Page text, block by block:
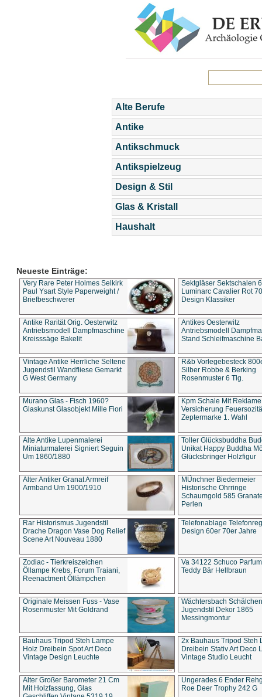
Alte Berufe
Antike
Antikschmuck
Antikspielzeug
Design & Stil
Glas & Kristall
Haushalt
Neueste Einträge:
Very Rare Peter Holmes Selkirk
Paul Ysart Style Paperweight /
Briefbeschwerer
Sektgläser Sektschalen
Luminarc Cavalier Rot
Design Klassiker
Antike Rarität Orig. Oesterwitz
Antriebsmodell Dampfmaschine
Kreisssäge Bakelit
Antikes Oesterwitz
Antriebsmodell
Stand Schleifmaschine
Vintage Antike Herrliche Seltene
Jugendstil Wandfliese Gemarkt
G West Germany
R&b Vorlegebesteck
Silber Robbe & Berking
Rosenmuster 6 Tlg.
Murano Glas - Fisch 1960?
Glaskunst Glasobjekt Mille Fiori
Kpm Schale Mit Reklame
Versicherung
Zeptermarke 1. Wahl
Alte Antike Lupenmalerei
Miniaturmalerei Signiert Seguin
Um 1860/1880
Toller Glücksbuddha
Unikat Happy Buddha
Glücksbringer Holzfigur
Alter Antiker Granat Armreif
Armband Um 1900/1910
MÜnchner Biedermeier
Historische Ohrringe
Schaumgold 585
Perlen
Rar Historismus Jugendstil
Drache Dragon Vase Dog Relief
Scene Art Nouveau 1880
Telefonablage
Design 60er 70er Jahre
Zodiac - Tierkreiszeichen
Öllampe Krebs, Forum Traiani,
Reenactment Öllämpchen
Va 34122 Schuco
Teddy Bär Hellbraun
Originale Meissen Fuss - Vase
Rosenmuster Mit Goldrand
Wächtersbach Schälchen
Jugendstil Dekor 1865
Messingmontur
Bauhaus Tripod Steh Lampe
Holz Dreibein Spot Art Deco
Vintage Design Leuchte
2x Bauhaus Tripod Steh
Dreibein Stativ Art Deco
Vintage Studio Leucht
Alter Großer Barometer 21 Cm
Mit Holzfassung, Glas
Ungerades 6 Ender
Roe Deer Trophy 242 G